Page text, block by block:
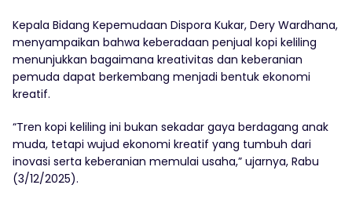
Kepala Bidang Kepemudaan Dispora Kukar, Dery Wardhana,
menyampaikan bahwa keberadaan penjual kopi keliling
menunjukkan bagaimana kreativitas dan keberanian
pemuda dapat berkembang menjadi bentuk ekonomi
kreatif.
“Tren kopi keliling ini bukan sekadar gaya berdagang anak
muda, tetapi wujud ekonomi kreatif yang tumbuh dari
inovasi serta keberanian memulai usaha,” ujarnya, Rabu
(3/12/2025).